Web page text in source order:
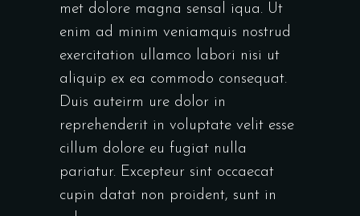
met dolore magna sensal iqua. Ut
enim ad minim veniamquis nostrud
exercitation ullamco labori nisi ut
aliquip ex ea commodo consequat.
Duis auteirm ure dolor in
reprehenderit in voluptate velit esse
cillum dolore eu fugiat nulla
pariatur. Excepteur sint occaecat
cupin datat non proident, sunt in